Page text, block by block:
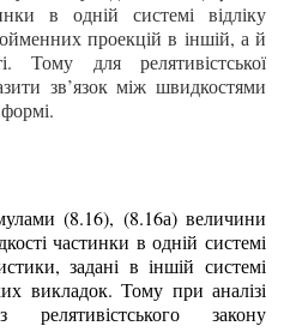
в одній системі відліку
проекцій в іншій, а й
Тому для релятивістської
зв’язок між швидкостями
(8.16), (8.16а) величини
частинки в одній системі
задані в іншій системі
викладок. Тому при аналізі
релятивістського закону